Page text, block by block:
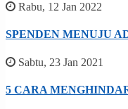
Rabu, 12 Jan 2022
SPENDEN MENUJU
Sabtu, 23 Jan 2021
5 CARA